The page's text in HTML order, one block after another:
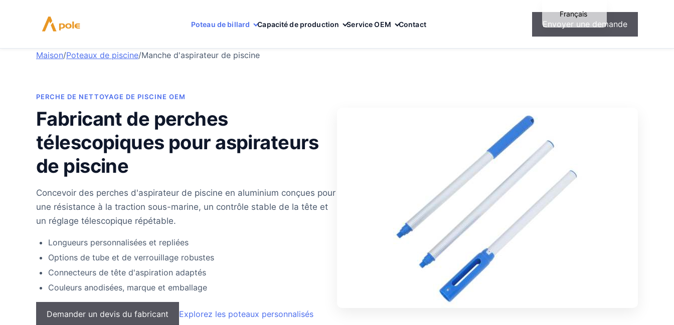
Poteau de billard Capacité de production Service OEM Contact Envoyer une demande
Maison/Poteaux de piscine/Manche d'aspirateur de piscine
PERCHE DE NETTOYAGE DE PISCINE OEM
Fabricant de perches
télescopiques pour aspirateurs
de piscine
Concevoir des perches d'aspirateur de piscine en aluminium conçues pour
une résistance à la traction sous-marine, un contrôle stable de la tête et
un réglage télescopique répétable.
Longueurs personnalisées et repliées
Options de tube et de verrouillage robustes
Connecteurs de tête d'aspiration adaptés
Couleurs anodisées, marque et emballage
Demander un devis du fabricant Explorez les poteaux personnalisés
Français
English
Español